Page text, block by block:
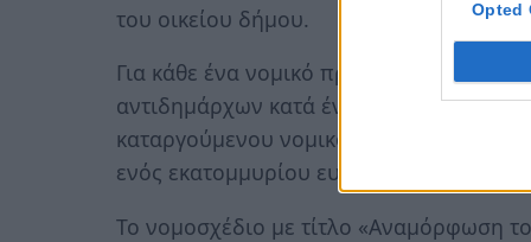
Opted
του οικείου δήμου.
Για κάθε ένα νομικό πρόσωπο που
αντιδημάρχων κατά έναν, εφόσον ο
καταργούμενου νομικού προσώπου των
ενός εκατομμυρίου ευρώ.
Το νομοσχέδιο με τίτλο «Αναμόρφωση